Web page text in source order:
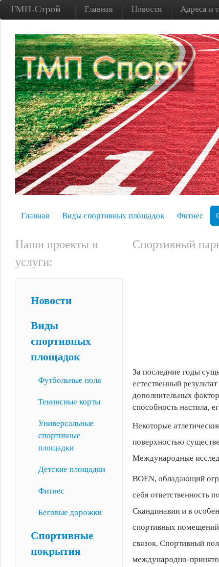
ТМП-Строй Главная Новости Адреса и
Главная Виды спортивных площадок Фитнес
Наши проекты и
услуги:
Новости
Виды
спортивных
площадок
Футбольные поля
Теннисные корты
Универсальные
спортивные
площадки
Детские площадки
Фитнес
Беговые дорожки
Спортивные
покрытия
Спортивный
За последние годы
естественный
дополнительных
способность настила,
Некоторые
поверхностью
Международные
BOEN, обладающий
себя ответственность
Скандинавии и в
спортивных
связок. Спортивный
международно-